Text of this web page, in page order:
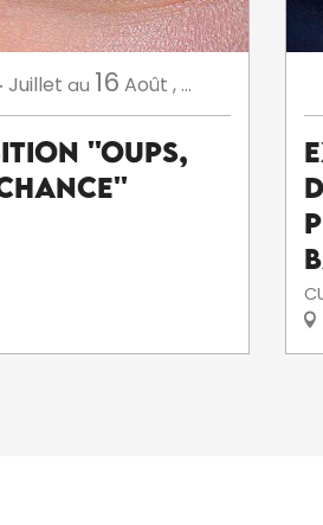
Juillet au 16 Août , ...
''Oups,